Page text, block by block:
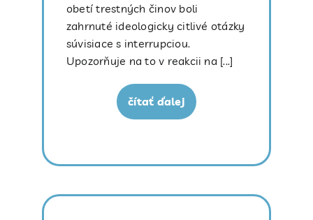
obetí trestných činov boli
zahrnuté ideologicky citlivé otázky
súvisiace s interrupciou.
Upozorňuje na to v reakcii na [...]
čítať ďalej